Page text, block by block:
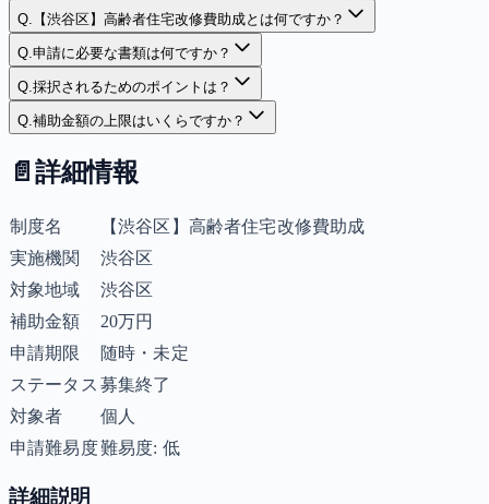
Q. 【渋谷区】高齢者住宅改修費助成とは何ですか？
Q.申請に必要な書類は何ですか？
Q.採択されるためのポイントは？
Q.補助金額の上限はいくらですか？
📄 詳細情報
制度名
【渋谷区】高齢者住宅改修費助成
実施機関
渋谷区
対象地域
渋谷区
補助金額
20万円
申請期限
随時・未定
ステータス 募集終了
対象者
個人
申請難易度難易度: 低
詳細説明